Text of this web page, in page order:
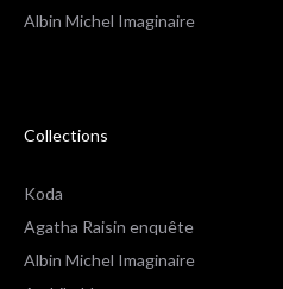
Albin Michel Imaginaire
Collections
Koda
Agatha Raisin enquête
Albin Michel Imaginaire